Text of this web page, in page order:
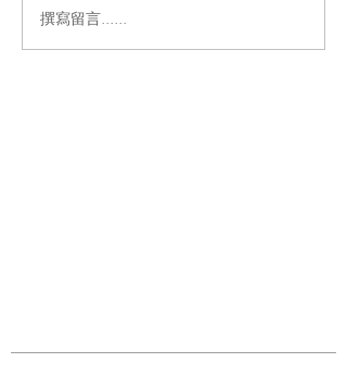
撰寫留言......